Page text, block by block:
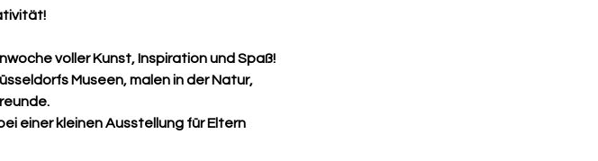
voller Kunst, Inspiration und Spaß!
Museen, malen in der Natur,
einer kleinen Ausstellung für Eltern